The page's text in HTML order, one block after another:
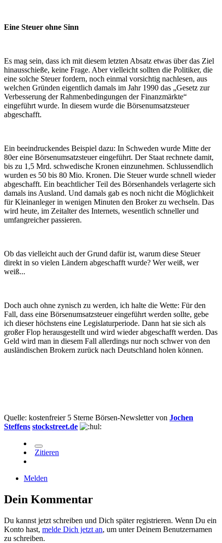
Eine Steuer ohne Sinn
Es mag sein, dass ich mit diesem letzten Absatz etwas über das Ziel
hinausschieße, keine Frage. Aber vielleicht sollten die Politiker, die
eine solche Steuer fordern, noch einmal vorsichtig nachlesen, aus
welchen Gründen eigentlich damals im Jahr 1990 das „Gesetz zur
Verbesserung der Rahmenbedingungen der Finanzmärkte“
eingeführt wurde. In diesem wurde die Börsenumsatzsteuer
abgeschafft.
Ein beeindruckendes Beispiel dazu: In Schweden wurde Mitte der
80er eine Börsenumsatzsteuer eingeführt. Der Staat rechnete damit,
bis zu 1,5 Mrd. schwedische Kronen einzunehmen. Schlussendlich
wurden es 50 bis 80 Mio. Kronen. Die Steuer wurde schnell wieder
abgeschafft. Ein beachtlicher Teil des Börsenhandels verlagerte sich
damals ins Ausland. Und damals gab es noch nicht die Möglichkeit
für Kleinanleger in wenigen Minuten den Broker zu wechseln. Das
wird heute, im Zeitalter des Internets, wesentlich schneller und
umfangreicher passieren.
Ob das vielleicht auch der Grund dafür ist, warum diese Steuer
direkt in so vielen Ländern abgeschafft wurde? Wer weiß, wer
weiß...
Doch auch ohne zynisch zu werden, ich halte die Wette: Für den
Fall, dass eine Börsenumsatzsteuer eingeführt werden sollte, gebe
ich dieser höchstens eine Legislaturperiode. Dann hat sie sich als
großer Flop herausgestellt und wird wieder abgeschafft werden. Das
Geld wird man in diesem Fall allerdings nur noch schwer von den
ausländischen Brokern zurück nach Deutschland holen können.
Quelle: kostenfreier 5 Sterne Börsen-Newsletter von Jochen
Steffens stockstreet.de
Zitieren
Melden
Dein Kommentar
Du kannst jetzt schreiben und Dich später registrieren. Wenn Du ein
Konto hast, melde Dich jetzt an, um unter Deinem Benutzernamen
zu schreiben.